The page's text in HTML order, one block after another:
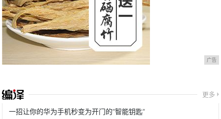
广告
更多
一招让你的华为手机秒变为开门的“智能钥匙”